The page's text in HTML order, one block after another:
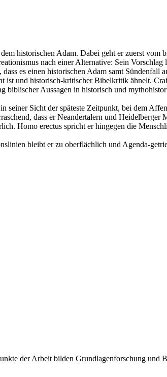
historischen Adam. Dabei geht er zuerst vom
nach einer Alternative: Sein Vorschlag
es einen historischen Adam samt Sündenfall
und historisch-kritischer Bibelkritik ähnelt.
Aussagen in historisch und
Sicht der späteste Zeitpunkt, bei dem
dass er Neandertalern und Heidelberger
Homo erectus spricht er hingegen die
bleibt er zu oberflächlich und Agenda-
der Arbeit bilden Grundlagenforschung und